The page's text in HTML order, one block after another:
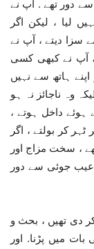
سے دور تھے . آپ نے
لیا ، لیکن اگر
سزا دیتے ، آپ نے
آپ نے کبھی کسی
ہاتھ سے نہیں
وہ ناجائز نہ ہو
داخل ہوتے ،
ٹہر کر بولتے ، اگر
، سخت مزاج اور
جوئی سے دور
دی تھیں ، بحث و
میں پڑنا. اور